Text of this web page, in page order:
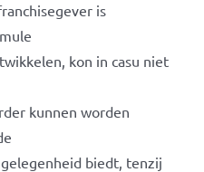
is
kon in casu niet
kunnen worden
biedt, tenzij